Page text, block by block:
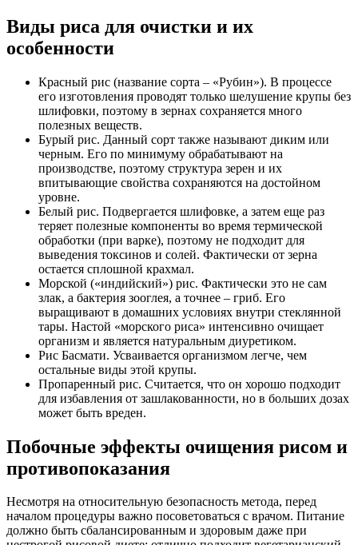
Виды риса для очистки и их
особенности
Красный рис (название сорта – «Рубин»). В процессе
его изготовления проводят только шелушение крупы без
шлифовки, поэтому в зернах сохраняется много
полезных веществ.
Бурый рис. Данный сорт также называют диким или
черным. Его по минимуму обрабатывают на
производстве, поэтому структура зерен и их
впитывающие свойства сохраняются на достойном
уровне.
Белый рис. Подвергается шлифовке, а затем еще раз
теряет полезные компоненты во время термической
обработки (при варке), поэтому не подходит для
выведения токсинов и солей. Фактически от зерна
остается сплошной крахмал.
Морской («индийский») рис. Фактически это не сам
злак, а бактерия зооглея, а точнее – гриб. Его
выращивают в домашних условиях внутри стеклянной
тары. Настой «морского риса» интенсивно очищает
организм и является натуральным диуретиком.
Рис Басмати. Усваивается организмом легче, чем
остальные виды этой крупы.
Пропаренный рис. Считается, что он хорошо подходит
для избавления от зашлакованности, но в больших дозах
может быть вреден.
Побочные эффекты очищения рисом и
противопоказания
Несмотря на относительную безопасность метода, перед
началом процедуры важно посоветоваться с врачом. Питание
должно быть сбалансированным и здоровым даже при